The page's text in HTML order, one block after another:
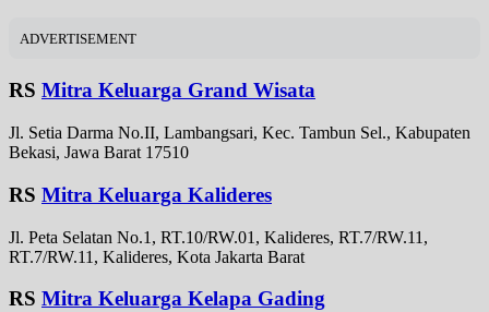
ADVERTISEMENT
RS Mitra Keluarga Grand Wisata
Jl. Setia Darma No.II, Lambangsari, Kec. Tambun Sel., Kabupaten
Bekasi, Jawa Barat 17510
RS Mitra Keluarga Kalideres
Jl. Peta Selatan No.1, RT.10/RW.01, Kalideres, RT.7/RW.11,
RT.7/RW.11, Kalideres, Kota Jakarta Barat
RS Mitra Keluarga Kelapa Gading